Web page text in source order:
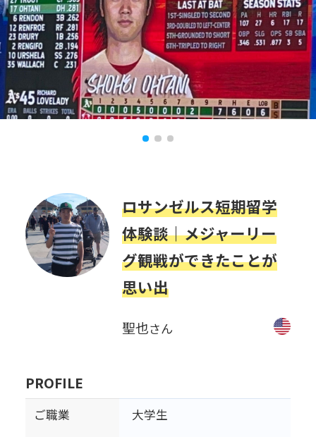
ロサンゼルス短期留学
体験談｜メジャーリー
グ観戦ができたことが
思い出
聖也さん
PROFILE
ご職業 大学生